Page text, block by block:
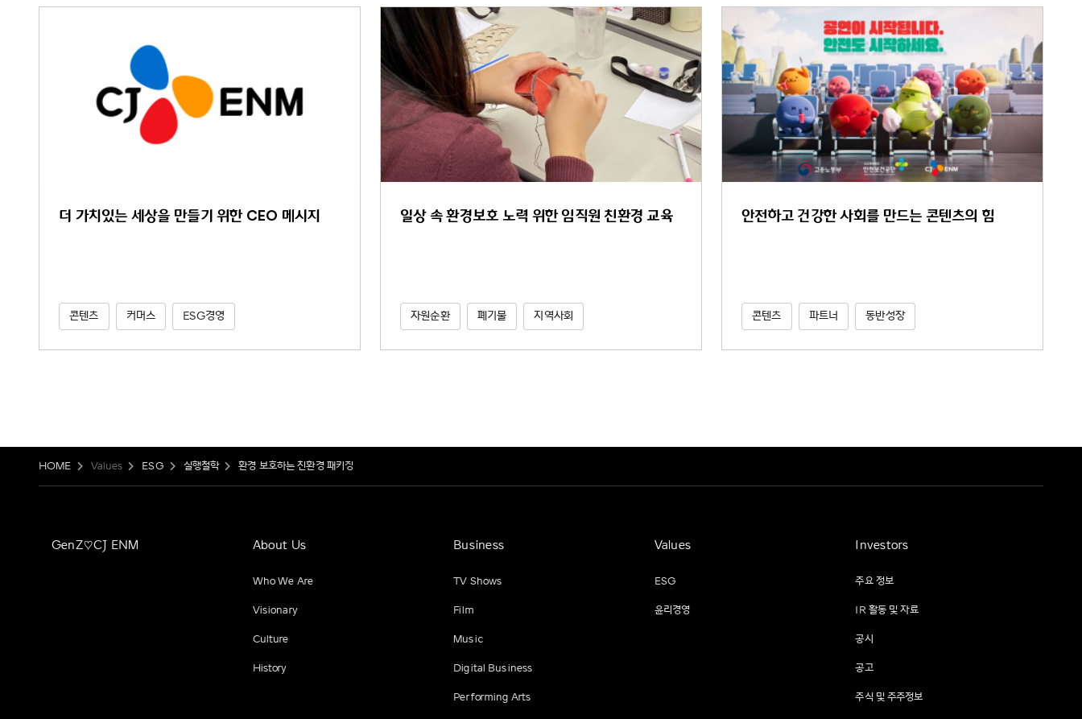
더 가치있는 세상을 만들기 위한 CEO 메시지
콘텐츠 커머스 ESG경영
일상 속 환경보호 노력 위한 임직원 친환경 교육
자원순환 폐기물 지역사회
안전하고 건강한 사회를 만드는 콘텐츠의 힘
콘텐츠 파트너 동반성장
HOME Values ESG 실행철학 환경 보호하는 친환경 패키징
GenZ♡CJ ENM About Us
Who We Are
Visionary
Culture
History
Business
TV Shows
Film
Music
Digital Business
Performing Arts
Values
ESG
윤리경영
Investors
주요 정보
IR 활동 및 자료
공시
공고
주식 및 주주정보